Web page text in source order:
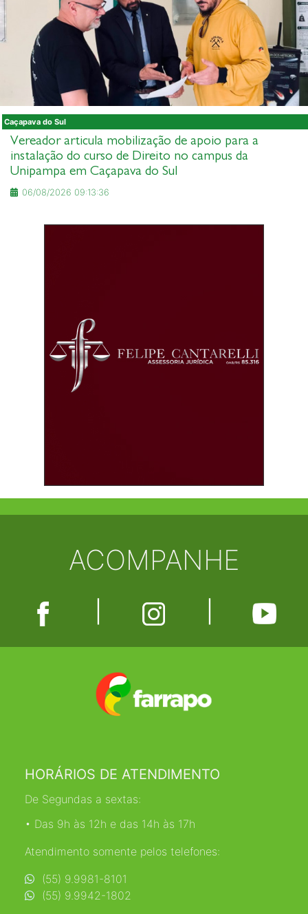
Caçapava do Sul
Vereador articula mobilização de apoio para a
instalação do curso de Direito no campus da
Unipampa em Caçapava do Sul
06/08/2026 09:13:36
ACOMPANHE
HORÁRIOS DE ATENDIMENTO
De Segundas a sextas:
• Das 9h às 12h e das 14h às 17h
Atendimento somente pelos telefones:
(55) 9.9981-8101
(55) 9.9942-1802